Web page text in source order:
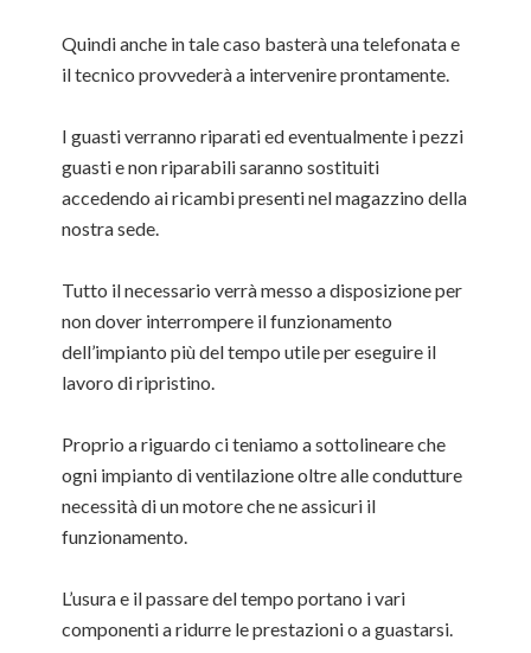
Quindi anche in tale caso basterà una telefonata e
il tecnico provvederà a intervenire prontamente.
I guasti verranno riparati ed eventualmente i pezzi
guasti e non riparabili saranno sostituiti
accedendo ai ricambi presenti nel magazzino della
nostra sede.
Tutto il necessario verrà messo a disposizione per
non dover interrompere il funzionamento
dell’impianto più del tempo utile per eseguire il
lavoro di ripristino.
Proprio a riguardo ci teniamo a sottolineare che
ogni impianto di ventilazione oltre alle condutture
necessità di un motore che ne assicuri il
funzionamento.
L’usura e il passare del tempo portano i vari
componenti a ridurre le prestazioni o a guastarsi.